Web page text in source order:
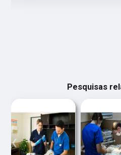
Pesquisas
‹